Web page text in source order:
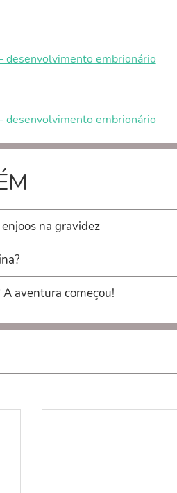
desenvolvimento embrionário
desenvolvimento embrionário
na gravidez
aventura começou!